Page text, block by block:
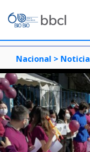
Nacional > Noticia